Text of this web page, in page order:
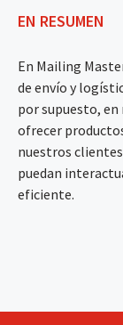
EN RESUMEN
En Mailing
de envío y
por supuesto,
ofrecer
nuestros
puedan
eficiente.